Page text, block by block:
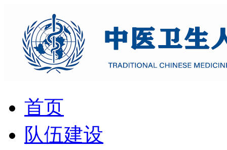
首页
队伍建设